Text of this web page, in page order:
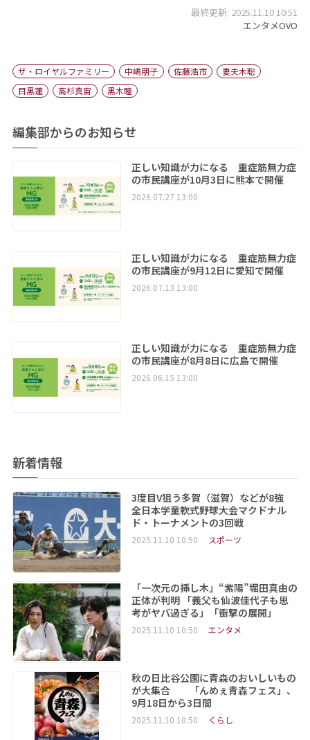
最終更新: 2025.11.10 10:51
エンタメOVO
ザ・ロイヤルファミリー 中嶋朋子 佐藤浩市
妻夫木聡
目黒蓮
高杉真宙 黒木瞳
編集部からのお知らせ
正しい知識が力になる 重症筋無力症
の市民講座が10月3日に熊本で開催
2026.07.27 13:00
正しい知識が力になる 重症筋無力症
の市民講座が9月12日に愛知で開催
2026.07.13 13:00
正しい知識が力になる 重症筋無力症
の市民講座が8月8日に広島で開催
2026.06.15 13:00
新着情報
3度目V狙う多賀（滋賀）などが8強
全日本学童軟式野球大会マクドナル
ド・トーナメントの3回戦
2025.11.10 10:50 スポーツ
「一次元の挿し木」“紫陽”堀田真由の
正体が判明 「義父も仙波佳代子も思
考がヤバ過ぎる」「衝撃の展開」
2025.11.10 10:50 エンタメ
秋の日比谷公園に青森のおいしいもの
が大集合 「んめぇ青森フェス」、
9月18日から3日間
2025.11.10 10:50 くらし